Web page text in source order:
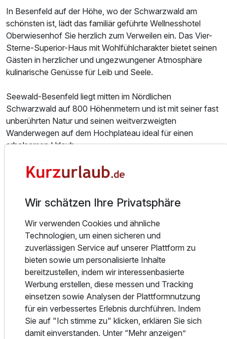
Ausstattung
Zusatznächte
Einzelzimmer Standard
1 Erwachsenen
In Besenfeld auf der Höhe, wo der Schwarzwald am
schönsten ist, lädt das familiär geführte Wellnesshotel
Oberwiesenhof Sie herzlich zum Verweilen ein. Das Vier-
Sterne-Superior-Haus mit Wohlfühlcharakter bietet seinen
Gästen in herzlicher und ungezwungener Atmosphäre
kulinarische Genüsse für Leib und Seele.
Seewald-Besenfeld liegt mitten im Nördlichen
Schwarzwald auf 800 Höhenmetern und ist mit seiner fast
unberührten Natur und seinen weitverzweigten
Wanderwegen auf dem Hochplateau ideal für einen
erholsamen Urlaub.
Wir bieten Ihnen wohltuendes Wellness im Schwarzwald
unweit der Luftkurorte Freudenstadt und Baiersbronn.
Beautyfarm bietet Ihnen nahezu alle Möglichkeiten an
modernen Wellness-Behandlungen.
Wussten Sie, dass der Schwarzwald die bekannteste und
beliebteste Urlaubsregion des Südwestens von
Deutschland ist? Der Schwarzwald erstreckt sich östlich
des Rheins entlang der Grenze zum Elsass. Auf 60 km
Breite und 200 km Länge finden Sie in diesem Mittelgebirge
bis auf 1.500 Höhenmetern noch ursprüngliche Natur,
sagenumwobene Hochwälder, Seen, Bäche und ein
gesundes Klima.
Wir schätzen Ihre Privatsphäre
Wir verwenden Cookies und ähnliche
Technologien, um einen sicheren und
zuverlässigen Service auf unserer Plattform zu
bieten sowie um personalisierte Inhalte
bereitzustellen, indem wir interessenbasierte
Werbung erstellen, diese messen und Tracking
einsetzen sowie Analysen der Plattformnutzung
für ein verbessertes Erlebnis durchführen. Indem
Sie auf "Ich stimme zu" klicken, erklären Sie sich
damit einverstanden. Unter “Mehr anzeigen”